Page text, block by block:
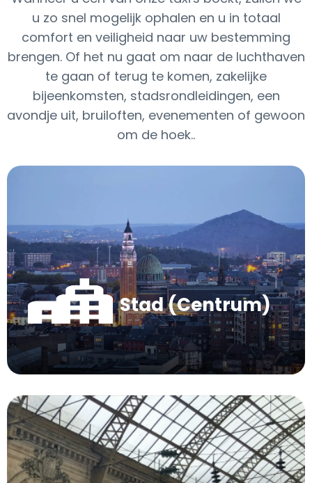
u zo snel mogelijk ophalen en u in totaal
comfort en veiligheid naar uw bestemming
brengen. Of het nu gaat om naar de luchthaven
te gaan of terug te komen, zakelijke
bijeenkomsten, stadsrondleidingen, een
avondje uit, bruiloften, evenementen of gewoon
om de hoek..
Stad (Centrum)